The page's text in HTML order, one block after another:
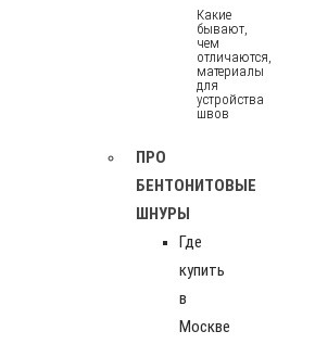
Какие
бывают,
чем
отличаются,
материалы
для
устройства
швов
ПРО
БЕНТОНИТОВЫЕ
ШНУРЫ
Где
купить
в
Москве